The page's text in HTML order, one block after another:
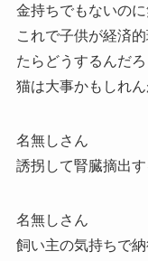
金持ちでもないの
これで子供が経済
たらどうするんだろ
猫は大事かもしれ
名無しさん
誘拐して腎臓摘出
名無しさん
飼い主の気持ちで納